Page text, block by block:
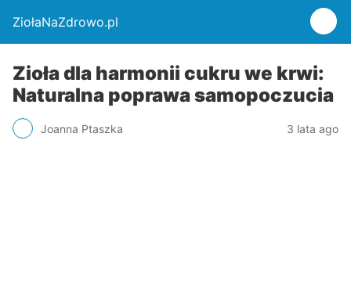
ZiołaNaZdrowo.pl
Zioła dla harmonii cukru we krwi:
Naturalna poprawa samopoczucia
Joanna Ptaszka 3 lata ago